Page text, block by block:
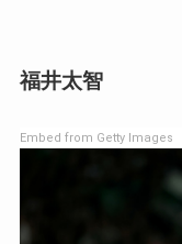
福井太智
Embed from Getty Images